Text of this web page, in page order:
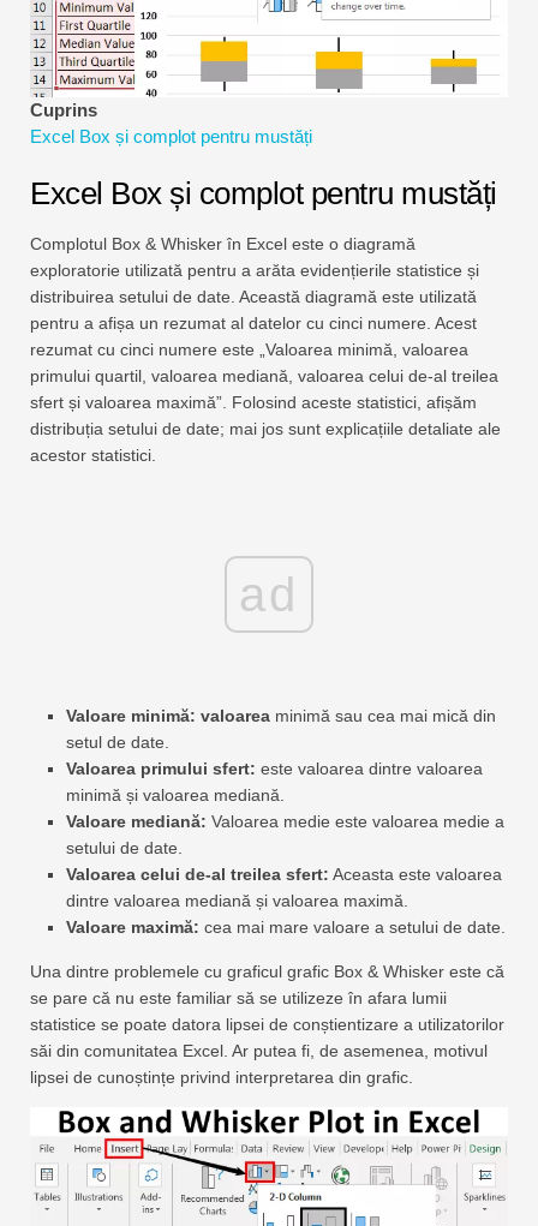
Tutoriale de modelare financiară
Formular complet
Tutoriale de gestionare a riscurilor
Cuprins
Excel Box și complot pentru mustăți
Excel Box și complot pentru mustăți
Complotul Box & Whisker în Excel este o diagramă
exploratorie utilizată pentru a arăta evidențierile statistice și
distribuirea setului de date. Această diagramă este utilizată
pentru a afișa un rezumat al datelor cu cinci numere. Acest
rezumat cu cinci numere este „Valoarea minimă, valoarea
primului quartil, valoarea mediană, valoarea celui de-al treilea
sfert și valoarea maximă”. Folosind aceste statistici, afișăm
distribuția setului de date; mai jos sunt explicațiile detaliate ale
acestor statistici.
ad
Valoare minimă: valoarea minimă sau cea mai mică din
setul de date.
Valoarea primului sfert: este valoarea dintre valoarea
minimă și valoarea mediană.
Valoare mediană: Valoarea medie este valoarea medie a
setului de date.
Valoarea celui de-al treilea sfert: Aceasta este valoarea
dintre valoarea mediană și valoarea maximă.
Valoare maximă: cea mai mare valoare a setului de date.
Una dintre problemele cu graficul grafic Box & Whisker este că
se pare că nu este familiar să se utilizeze în afara lumii
statistice se poate datora lipsei de conștientizare a utilizatorilor
săi din comunitatea Excel. Ar putea fi, de asemenea, motivul
lipsei de cunoștințe privind interpretarea din grafic.